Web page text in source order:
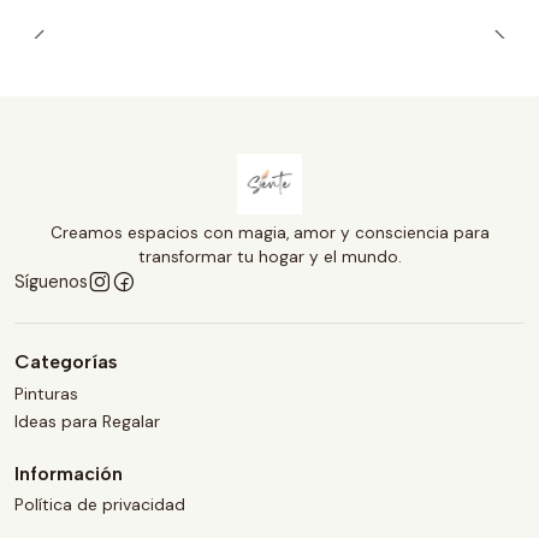
Creamos espacios con magia, amor y consciencia para
transformar tu hogar y el mundo.
Síguenos
Categorías
Pinturas
Ideas para Regalar
Información
Política de privacidad